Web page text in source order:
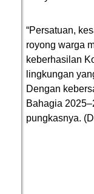
“Persatuan,
royong warga
keberhasilan
lingkungan
Dengan
Bahagia
pungkasnya.